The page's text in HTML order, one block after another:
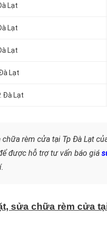
Lạt
Lạt
Lạt
Lạt
Đà Lạt
rèm cửa tại Tp Đà Lạt
được hỗ trợ tư vấn báo giá
sửa chữa rèm cửa